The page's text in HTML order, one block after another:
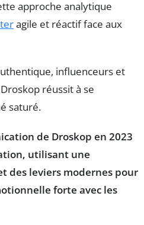
approche analytique
agile et réactif face aux
influenceurs et
réussit à se
saturé.
de Droskop en 2023
utilisant une
des leviers modernes pour
forte avec les